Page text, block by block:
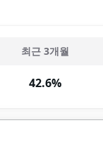
최근 3개월
42.6%